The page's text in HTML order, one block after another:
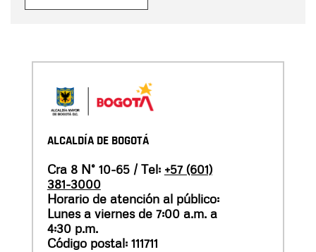
ALCALDÍA DE BOGOTÁ
Cra 8 N° 10-65 / Tel: +57 (601)
381-3000
Horario de atención al público:
Lunes a viernes de 7:00 a.m. a
4:30 p.m.
Código postal: 111711